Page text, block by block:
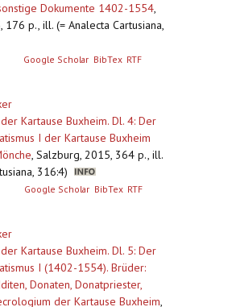
Dokumente 1402-1554,
p., ill. (= Analecta Cartusiana,
Google Scholar BibTex RTF
Kartause Buxheim. Dl. 4: Der
I der Kartause Buxheim
, Salzburg, 2015, 364 p., ill.
316:4)
Google Scholar BibTex RTF
Kartause Buxheim. Dl. 5: Der
I (1402-1554). Brüder:
Donaten, Donatpriester,
der Kartause Buxheim,